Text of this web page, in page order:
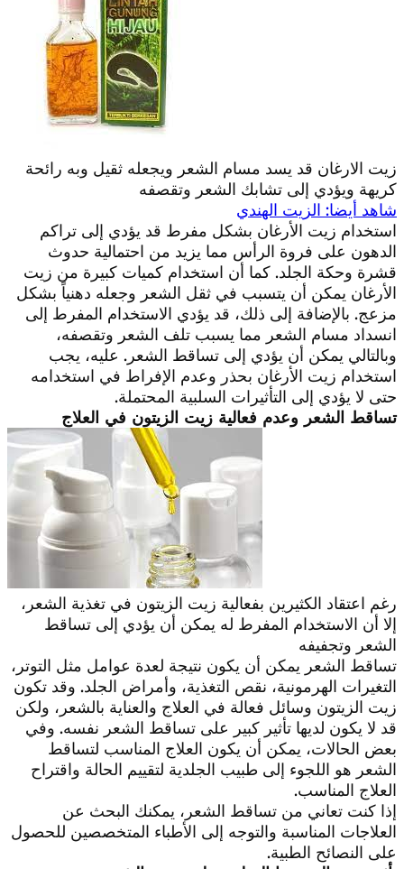
زيت الارغان قد يسد مسام الشعر ويجعله ثقيل وبه رائحة
كريهة ويؤدي إلى تشابك الشعر وتقصفه
شاهد أيضا: الزيت الهندي
استخدام زيت الأرغان بشكل مفرط قد يؤدي إلى تراكم
الدهون على فروة الرأس مما يزيد من احتمالية حدوث
قشرة وحكة الجلد. كما أن استخدام كميات كبيرة من زيت
الأرغان يمكن أن يتسبب في ثقل الشعر وجعله دهنياً بشكل
مزعج. بالإضافة إلى ذلك، قد يؤدي الاستخدام المفرط إلى
انسداد مسام الشعر مما يسبب تلف الشعر وتقصفه،
وبالتالي يمكن أن يؤدي إلى تساقط الشعر. عليه، يجب
استخدام زيت الأرغان بحذر وعدم الإفراط في استخدامه
حتى لا يؤدي إلى التأثيرات السلبية المحتملة.
تساقط الشعر وعدم فعالية زيت الزيتون في العلاج
رغم اعتقاد الكثيرين بفعالية زيت الزيتون في تغذية الشعر،
إلا أن الاستخدام المفرط له يمكن أن يؤدي إلى تساقط
الشعر وتجفيفه
تساقط الشعر يمكن أن يكون نتيجة لعدة عوامل مثل التوتر،
التغيرات الهرمونية، نقص التغذية، وأمراض الجلد. وقد تكون
زيت الزيتون وسائل فعالة في العلاج والعناية بالشعر، ولكن
قد لا يكون لديها تأثير كبير على تساقط الشعر نفسه. وفي
بعض الحالات، يمكن أن يكون العلاج المناسب لتساقط
الشعر هو اللجوء إلى طبيب الجلدية لتقييم الحالة واقتراح
العلاج المناسب.
إذا كنت تعاني من تساقط الشعر، يمكنك البحث عن
العلاجات المناسبة والتوجه إلى الأطباء المتخصصين للحصول
على النصائح الطبية.